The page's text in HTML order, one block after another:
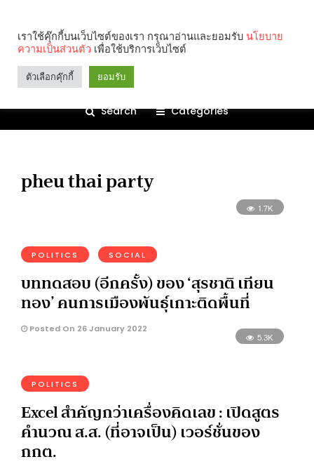
Search Categories
pheu thai party
1.7K
POLITICS SOCIAL
บททดสอบ (อีกครั้ง) ของ ‘สุรชาติ เทียน
ทอง’ คนการเมืองพันธุ์เกาะติดพื้นที่
Posted On 26 January 2022
5.3K
POLITICS
Excel สำคัญกว่าเครื่องคิดเลข : เปิดสูตร
คำนวณ ส.ส. (ที่อาจเป็น) เวอร์ชั่นของ
กกต.
เราใช้คุ๊กกี้บนเว็บไซต์ของเรา กรุณาอ่านและยอมรับ นโยบาย
ความเป็นส่วนตัว เพื่อใช้บริการเว็บไซต์
ตัวเลือกคุ๊กกี้ ยอมรับ